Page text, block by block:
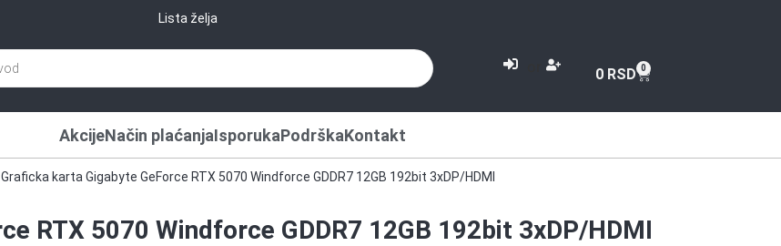
Lista želja
0 RSD 0
AkcijeNačin plaćanjaIsporukaPodrškaKontakt
karta Gigabyte GeForce RTX 5070 Windforce GDDR7 12GB 192bit 3xDP/HDMI
RTX 5070 Windforce GDDR7 12GB 192bit 3xDP/HDMI